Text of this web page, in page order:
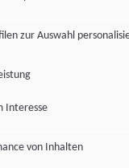
zur Auswahl
Interesse
von Inhalten